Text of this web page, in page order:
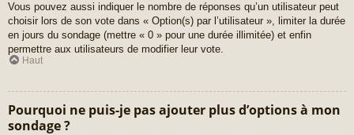
Vous pouvez aussi indiquer le nombre de réponses qu’un utilisateur peut
choisir lors de son vote dans « Option(s) par l’utilisateur », limiter la durée
en jours du sondage (mettre « 0 » pour une durée illimitée) et enfin
permettre aux utilisateurs de modifier leur vote.
Haut
Pourquoi ne puis-je pas ajouter plus d’options à mon
sondage ?